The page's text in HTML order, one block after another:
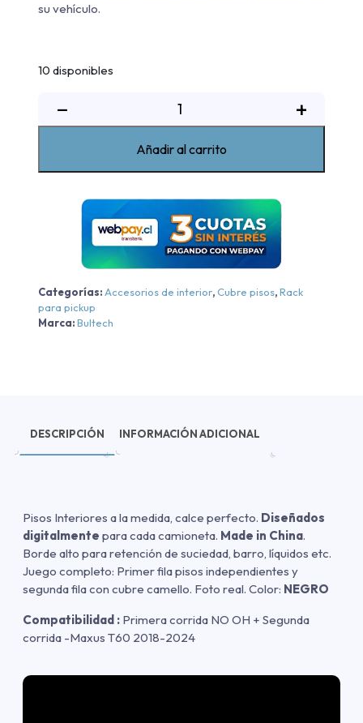
su vehículo.
10 disponibles
−
Pisos
T60
2018-
2024
cantidad
+
Añadir al carrito
Categorías: Accesorios de interior,Cubre pisos,Rack
para pickup
Marca:Bultech
DESCRIPCIÓN INFORMACIÓN ADICIONAL
Pisos Interiores a la medida, calce perfecto. Diseñados
digitalmente para cada camioneta. Made in China.
Borde alto para retención de suciedad, barro, líquidos etc.
Juego completo: Primer fila pisos independientes y
segunda fila con cubre camello. Foto real. Color: NEGRO
Compatibilidad : Primera corrida NO OH + Segunda
corrida -Maxus T60 2018-2024